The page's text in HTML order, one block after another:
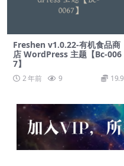
Freshen v1.0.22-有机食品商
店 WordPress 主题【Bc-006
7】
2 年前 9 19.9